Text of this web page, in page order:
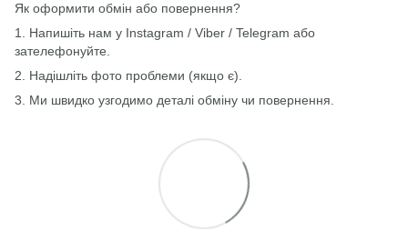
Як оформити обмін або повернення?
1. Напишіть нам у Instagram / Viber / Telegram або
зателефонуйте.
2. Надішліть фото проблеми (якщо є).
3. Ми швидко узгодимо деталі обміну чи повернення.